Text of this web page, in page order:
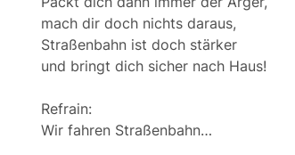
mach dir doch nichts daraus,
Straßenbahn ist doch stärker
und bringt dich sicher nach Haus!
Refrain:
Wir fahren Straßenbahn…